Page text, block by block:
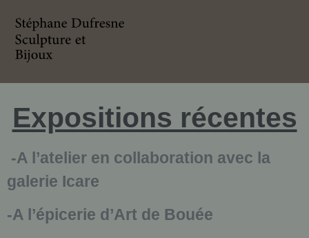
Expositions récentes
-A l’atelier en collaboration avec la
galerie Icare
-A l’épicerie d’Art de Bouée